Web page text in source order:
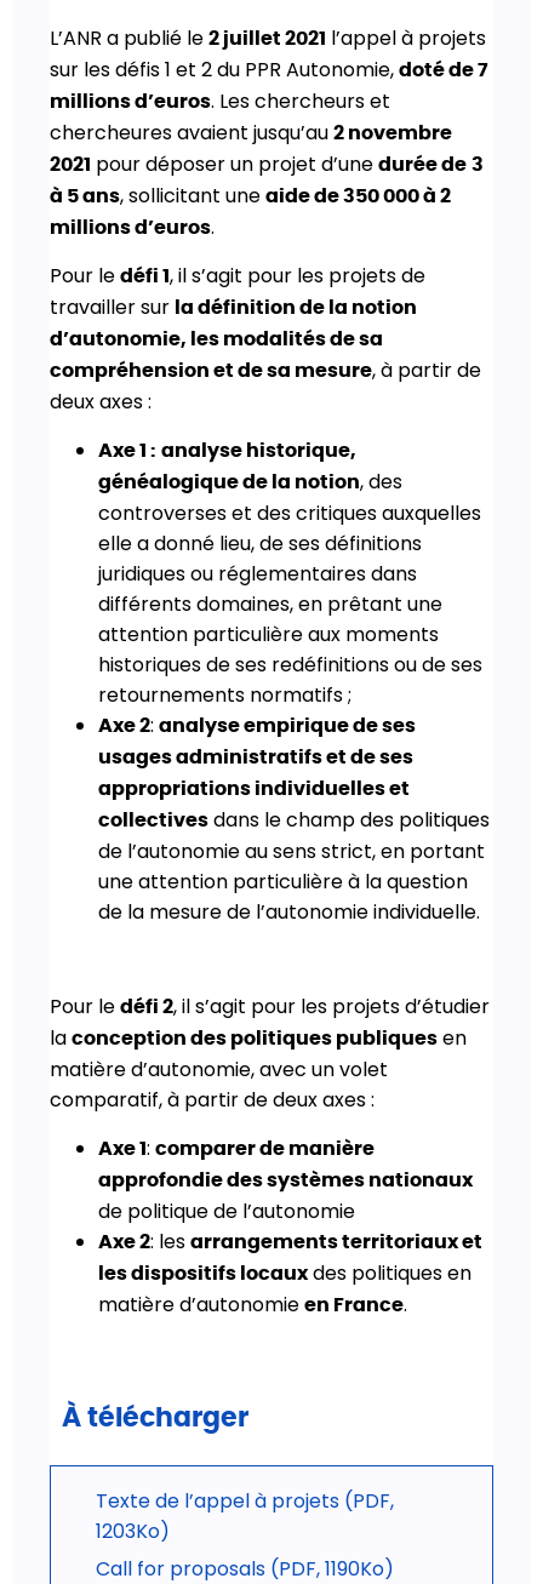
L’ANR a publié le2 juillet 2021 l’appel à projets
sur les défis 1 et 2 du PPR Autonomie,doté de 7
millions d’euros. Les chercheurs et
chercheures avaient jusqu’au2 novembre
2021 pour déposer un projet d’unedurée de 3
à 5 ans, sollicitant uneaide de 350 000 à 2
millions d’euros.
Pour ledéfi 1, il s’agit pour les projets de
travailler sur la définition de la notion
d’autonomie, les modalités de sa
compréhension et de sa mesure, à partir de
deux axes :
Axe 1 : analyse historique,
généalogique de la notion, des
controverses et des critiques auxquelles
elle a donné lieu, de ses définitions
juridiques ou réglementaires dans
différents domaines, en prêtant une
attention particulière aux moments
historiques de ses redéfinitions ou de ses
retournements normatifs ;
Axe 2:analyse empirique de ses
usages administratifs et de ses
appropriations individuelles et
collectives dans le champ des politiques
de l’autonomie au sens strict, en portant
une attention particulière à la question
de la mesure de l’autonomie individuelle.
Pour ledéfi 2, il s’agit pour les projets d’étudier
laconception des politiques publiques en
matière d’autonomie, avec un volet
comparatif, à partir de deux axes :
Axe 1:comparer de manière
approfondie des systèmes nationaux
de politique de l’autonomie
Axe 2: lesarrangements territoriaux et
les dispositifs locaux des politiques en
matière d’autonomieen France.
À télécharger
Texte de l’appel à projets (PDF,
1203Ko)
Call for proposals (PDF, 1190Ko)